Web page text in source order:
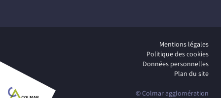
Mentions légales
Politique des cookies
Données personnelles
Plan du site
© Colmar agglomération